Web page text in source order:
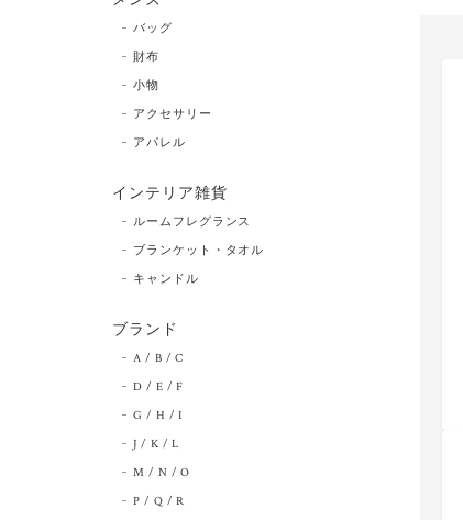
バッグ
財布
小物
アクセサリー
アパレル
インテリア雑貨
ルームフレグランス
ブランケット・タオル
キャンドル
ブランド
A / B / C
D / E / F
G / H / I
J / K / L
M / N / O
P / Q / R